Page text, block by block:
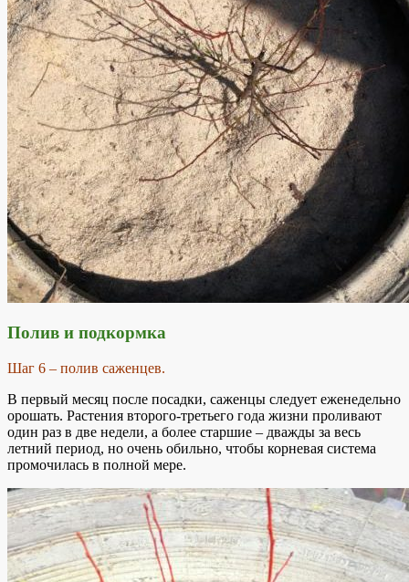
Полив и подкормка
Шаг 6 – полив саженцев.
В первый месяц после посадки, саженцы следует еженедельно
орошать. Растения второго-третьего года жизни проливают
один раз в две недели, а более старшие – дважды за весь
летний период, но очень обильно, чтобы корневая система
промочилась в полной мере.